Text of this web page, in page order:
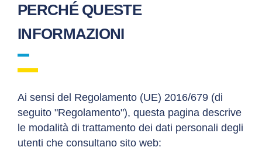
PERCHÉ QUESTE
INFORMAZIONI
Ai sensi del Regolamento (UE) 2016/679 (di
seguito "Regolamento"), questa pagina descrive
le modalità di trattamento dei dati personali degli
utenti che consultano sito web: